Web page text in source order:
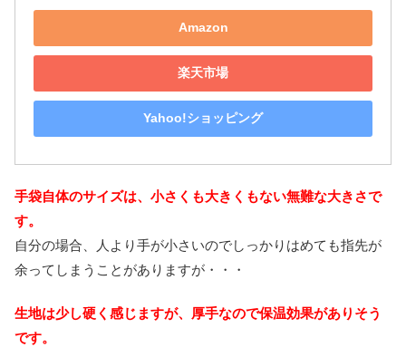
Amazon
楽天市場
Yahoo!ショッピング
手袋自体のサイズは、小さくも大きくもない無難な大きさで
す。
自分の場合、人より手が小さいのでしっかりはめても指先が
余ってしまうことがありますが・・・
生地は少し硬く感じますが、厚手なので保温効果がありそう
です。